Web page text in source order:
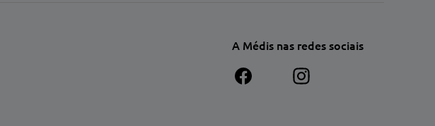
A Médis nas redes sociais